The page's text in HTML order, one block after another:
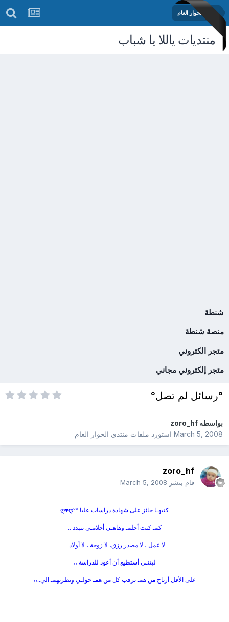
منتدى الحوار العام
منتديات ياللا يا شباب
شنطة
منصة شنطة
متجر الكتروني
متجر إلكتروني مجاني
°رسائل لم تصل°
بواسطهzoro_hf
March 5, 2008استورد ملفات منتدى الحوار العام
zoro_hf
قام بنشر March 5, 2008
كتبهـا حائز على شهادة دراسات عليا °°ღ♥ღ
كمـ كنت أحلمـ وهاهـي أحلامـي تتبدد ..
لا عمل ، لا مصدر رزق، لا زوجة ، لا أولاد ..
ليتنـي أستطيع أن أعود للدراسة ،،
على الأقل أرتاح من همـ ترقب كل من همـ حولـي ونظرتهمـ الي..،،